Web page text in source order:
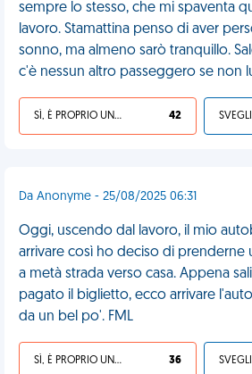
sempre lo stesso, che mi spaventa
lavoro. Stamattina penso di aver
sonno, ma almeno sarò tranquillo.
c'è nessun altro passeggero se non
SÌ, È PROPRIO UNA VDM! 42
Da Anonyme - 25/08/2025 06:31
Oggi, uscendo dal lavoro, il mio
arrivare così ho deciso di prenderne
a metà strada verso casa. Appena
pagato il biglietto, ecco arrivare
da un bel po'. FML
SÌ, È PROPRIO UNA VDM! 36